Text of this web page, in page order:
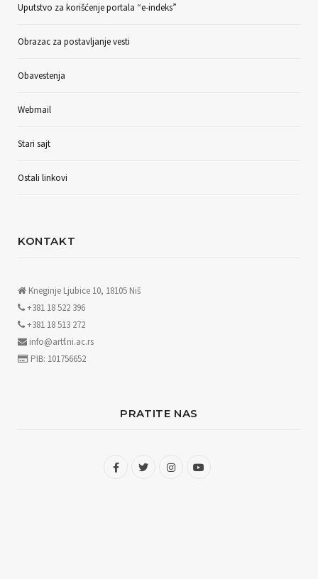
Uputstvo za korišćenje portala “e-indeks”
Obrazac za postavljanje vesti
Obavestenja
Webmail
Stari sajt
Ostali linkovi
KONTAKT
Kneginje Ljubice 10, 18105 Niš
+381 18 522 396
+381 18 513 272
info@artf.ni.ac.rs
PIB: 101756652
PRATITE NAS
F
T
I